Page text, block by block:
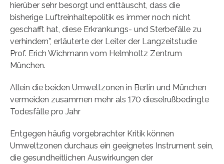
hierüber sehr besorgt und enttäuscht, dass die
bisherige Luftreinhaltepolitik es immer noch nicht
geschafft hat, diese Erkrankungs- und Sterbefälle zu
verhindern”, erläuterte der Leiter der Langzeitstudie
Prof. Erich Wichmann vom Helmholtz Zentrum
München.
Allein die beiden Umweltzonen in Berlin und München
vermeiden zusammen mehr als 170 dieselrußbedingte
Todesfälle pro Jahr
Entgegen häufig vorgebrachter Kritik können
Umweltzonen durchaus ein geeignetes Instrument sein,
die gesundheitlichen Auswirkungen der